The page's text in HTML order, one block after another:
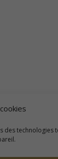
des technologies